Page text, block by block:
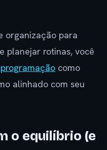
organização para
planejar rotinas, você
como
alinhado com seu
o equilíbrio (e